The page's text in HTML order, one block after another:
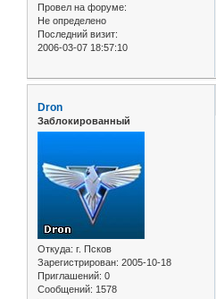
Провел на форуме:
Не определено
Последний визит:
2006-03-07 18:57:10
Dron
Заблокированный
Откуда: г. Псков
Зарегистрирован: 2005-10-18
Приглашений: 0
Сообщений: 1578